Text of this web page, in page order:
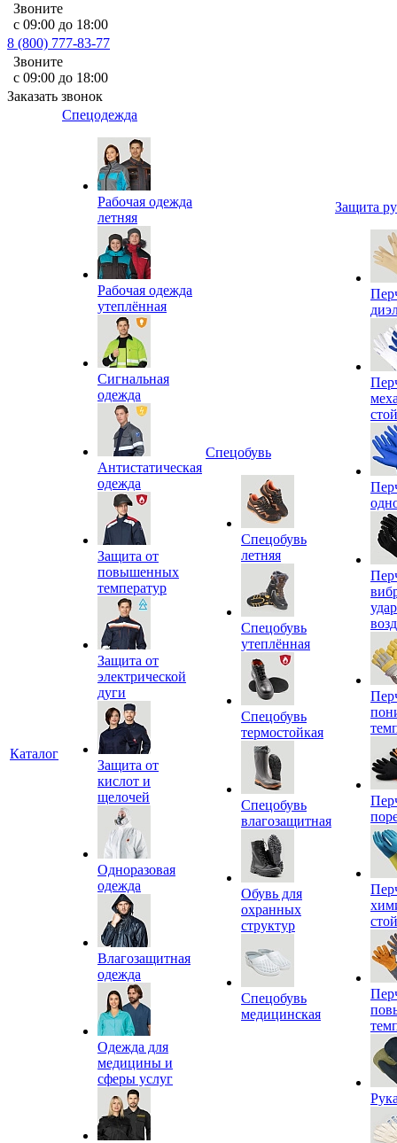
Звоните
с 09:00 до 18:00
8 (800) 777-83-77
Звоните
с 09:00 до 18:00
Заказать звонок
Каталог
Спецодежда
Рабочая одежда
летняя
Рабочая одежда
утеплённая
Сигнальная
одежда
Антистатическая
одежда
Защита от
повышенных
температур
Защита от
электрической
дуги
Защита от
кислот и
щелочей
Одноразовая
одежда
Влагозащитная
одежда
Одежда для
медицины и
сферы услуг
Спецобувь
Спецобувь
летняя
Спецобувь
утеплённая
Спецобувь
термостойкая
Спецобувь
влагозащитная
Обувь для
охранных
структур
Спецобувь
медицинская
Защита